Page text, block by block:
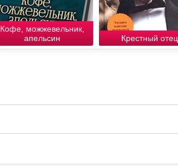
Кофе, можжевельник,
апельсин
Крестный отец